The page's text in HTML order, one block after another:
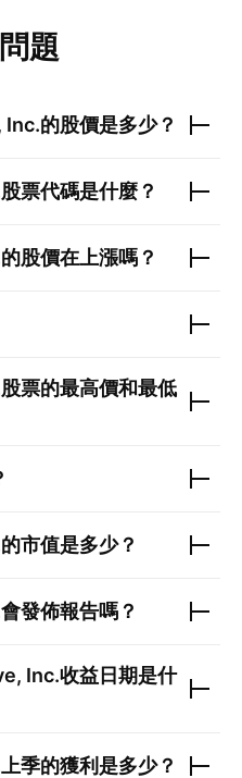
題
Inc.的股價是多少？
股票代碼是什麼？
的股價在上漲嗎？
股票的最高價和最低
的市值是多少？
會發佈報告嗎？
Inc.收益日期是什
上季的獲利是多少？